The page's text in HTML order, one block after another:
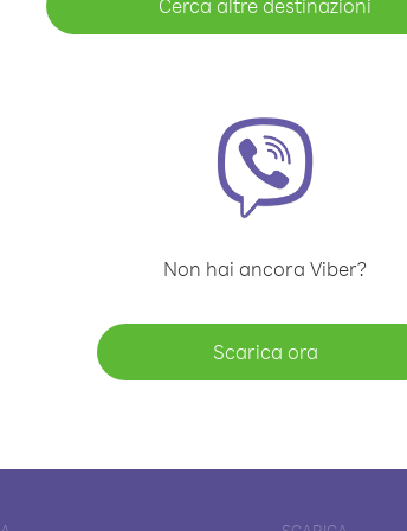
Cerca altre destinazioni
Non hai ancora Viber?
Scarica ora